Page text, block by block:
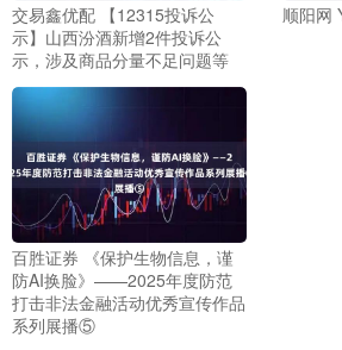
交易鑫优配 【12315投诉公
示】山西汾酒新增2件投诉公
示，涉及商品分量不足问题等
顺阳网
百胜证券 《保护生物信息，谨
防AI换脸》——2025年度防范
打击非法金融活动优秀宣传作品
系列展播⑤